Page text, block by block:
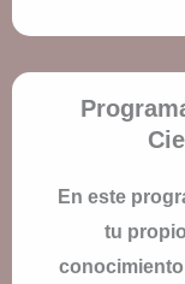
En este
tu